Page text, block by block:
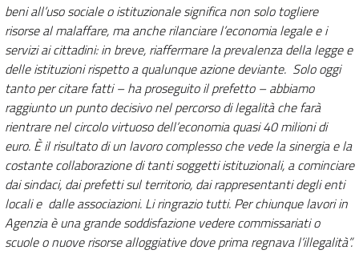
beni all’uso sociale o istituzionale significa non solo togliere
risorse al malaffare, ma anche rilanciare l’economia legale e i
servizi ai cittadini: in breve, riaffermare la prevalenza della legge e
delle istituzioni rispetto a qualunque azione deviante. Solo oggi
tanto per citare fatti –ha proseguito il prefetto –abbiamo
raggiunto un punto decisivo nel percorso di legalità che farà
rientrare nel circolo virtuoso dell’economia quasi 40 milioni di
euro. È il risultato di un lavoro complesso che vede la sinergia e la
costante collaborazione di tanti soggetti istituzionali, a cominciare
dai sindaci, dai prefetti sul territorio, dai rappresentanti degli enti
locali e dalle associazioni. Li ringrazio tutti. Per chiunque lavori in
Agenzia è una grande soddisfazione vedere commissariati o
scuole o nuove risorse alloggiative dove prima regnava l’illegalità”.